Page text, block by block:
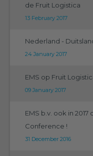
de Fruit Logistica
13 February 2017
Nederland -
24 January 2017
EMS op Fruit
09 January 2017
EMS b.v. ook in
Conference !
31 December 2016